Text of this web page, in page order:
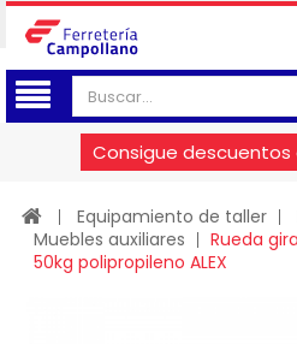
Consigue
Equipamiento de taller
Muebles auxiliares
Rueda
50kg polipropileno ALEX